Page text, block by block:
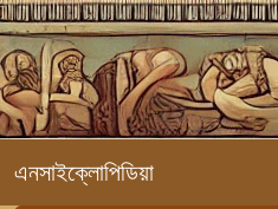
এনসাইক্লোপিডিয়া